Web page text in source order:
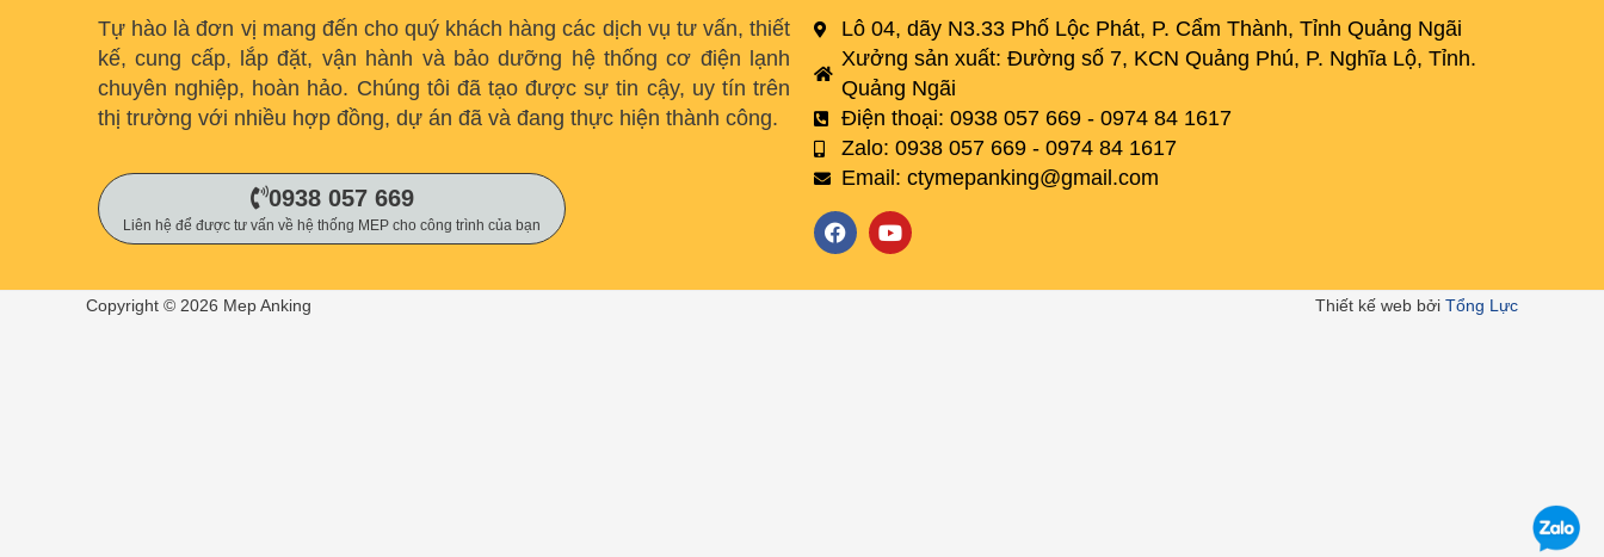
Tự hào là đơn vị mang đến cho quý khách hàng các dịch vụ tư vấn, thiết
kế, cung cấp, lắp đặt, vận hành và bảo dưỡng hệ thống cơ điện lạnh
chuyên nghiệp, hoàn hảo. Chúng tôi đã tạo được sự tin cậy, uy tín trên
thị trường với nhiều hợp đồng, dự án đã và đang thực hiện thành công.
0938 057 669
Liên hệ để được tư vấn về hệ thống MEP cho công trình của bạn
Lô 04, dãy N3.33 Phố Lộc Phát, P. Cẩm Thành, Tỉnh Quảng Ngãi
Xưởng sản xuất: Đường số 7, KCN Quảng Phú, P. Nghĩa Lộ, Tỉnh.
Quảng Ngãi
Điện thoại: 0938 057 669 - 0974 84 1617
Zalo: 0938 057 669 - 0974 84 1617
Email: ctymepanking@gmail.com
F
a
e
Y
o
t
Copyright © 2026 Mep Anking Thiết kế web bởi Tổng Lực